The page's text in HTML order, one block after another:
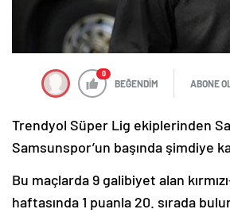
0
BEĞENDİM ABONE
Trendyol Süper Lig ekiplerinden
Samsunspor’un başında şimdiye
Bu maçlarda 9 galibiyet alan
haftasında 1 puanla 20. sırada